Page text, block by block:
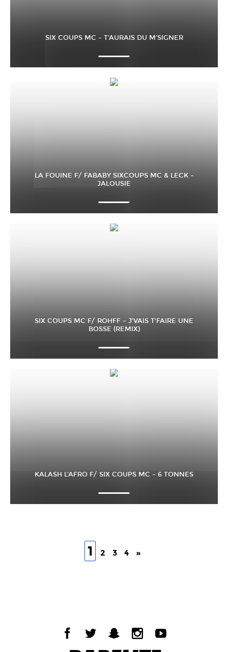
SIX COUPS MC – T’AURAIS DU M’SIGNER
LA FOUINE F/ FABABY SIXCOUPS MC & LECK –
JALOUSIE
SIX COUPS MC F/ ROHFF – J’VAIS T’FAIRE UNE
BOSSE (REMIX)
KALASH L’AFRO F/ SIX COUPS MC – 6 TONNES
1 2 3 4 »